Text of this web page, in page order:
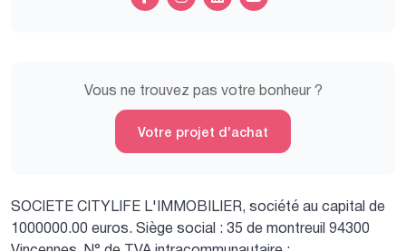
Vous ne trouvez pas votre bonheur ?
Votre projet d'achat
SOCIETE CITYLIFE L'IMMOBILIER, société au capital de
1000000.00 euros. Siège social : 35 de montreuil 94300